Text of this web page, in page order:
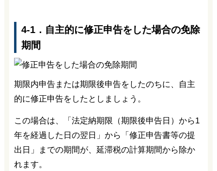
4-1．自主的に修正申告をした場合の免除
期間
期限内申告または期限後申告をしたのちに、自主
的に修正申告をしたとしましょう。
この場合は、「法定納期限（期限後申告日）から1
年を経過した日の翌日」から「修正申告書等の提
出日」までの期間が、延滞税の計算期間から除か
れます。